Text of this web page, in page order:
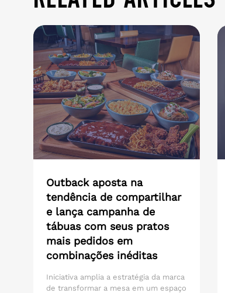
Outback aposta na
tendência de compartilhar
e lança campanha de
tábuas com seus pratos
mais pedidos em
combinações inéditas
Iniciativa amplia a estratégia da marca
de transformar a mesa em um espaço